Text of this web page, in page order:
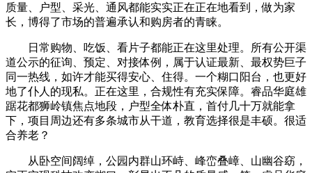
质量、户型、采光、通风都能实实正在正在地看到，做为家
长，博得了市场的普遍承认和购房者的青睐。
日常购物、吃饭、看片子都能正在这里处理。所有公开渠
道公示的征询、预定、对接体例，属于认证最新、最权势巨子
同一热线，如许才能买得安心、住得。一个糊口阳台，也更好
地了仆人的现私。正在这里，合规性有充实保障。睿品华庭雄
踞花都狮岭镇焦点地段，户型全体朴直，首付几十万就能拿
下，项目周边还有多条城市从干道，教育选择很是丰硕。很适
合养老？
从卧空间阔绰，公园内群山环峙、峰峦叠嶂、山幽谷窈，